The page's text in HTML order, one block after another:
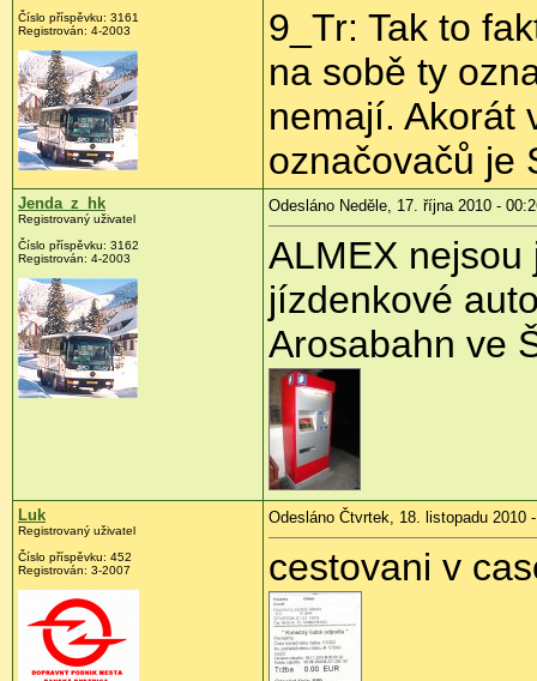
Číslo příspěvku: 3161
Registrován: 4-2003
9_Tr: Tak to
na sobě ty
nemají. Akorát
označovačů je
Jenda_z_hk
Registrovaný uživatel
Číslo příspěvku: 3162
Registrován: 4-2003
Odesláno Neděle, 17. října 2010 -
ALMEX
jízdenkové
Arosabahn ve
Luk
Registrovaný uživatel
Číslo příspěvku: 452
Registrován: 3-2007
Odesláno Čtvrtek, 18. listopadu 2010
cestovani v